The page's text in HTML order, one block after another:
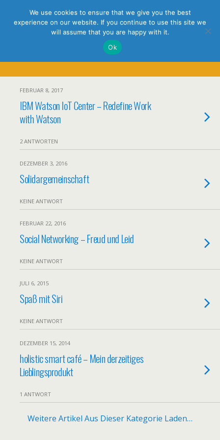
holistic thinking
Kategorien ›Uncategorized
FEBRUAR 8, 2017
IBM Watson IoT Center – Redefine Work
with Watson
2 ANTWORTEN
DEZEMBER 3, 2016
Solidargemeinschaft
KEINE ANTWORT
FEBRUAR 22, 2016
Social Networking – Freud und Leid
KEINE ANTWORT
JULI 6, 2015
Spaß mit Siri
KEINE ANTWORT
DEZEMBER 15, 2014
holistic smart café – Mein derzeitiges
Lieblingsprodukt
1 ANTWORT
Weitere Artikel Aus Dieser Kategorie Laden…
We use cookies to ensure that we give you the best
experience on our website. If you continue to use this site we
will assume that you are happy with it.
Ok